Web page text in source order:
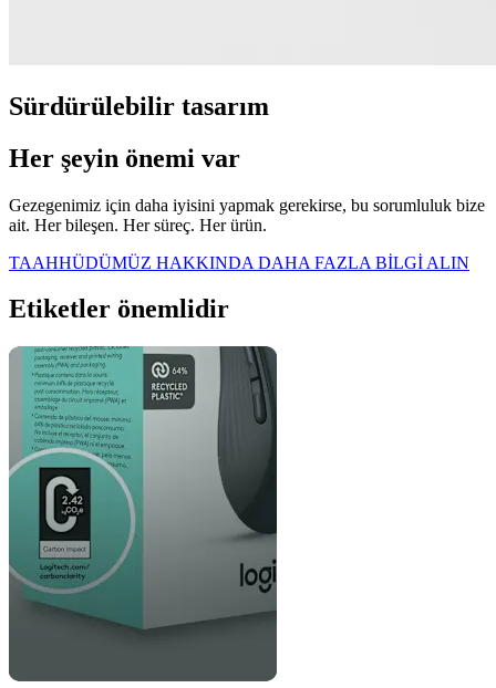
Sürdürülebilir tasarım
Her şeyin önemi var
Gezegenimiz için daha iyisini yapmak gerekirse, bu sorumluluk bize
ait. Her bileşen. Her süreç. Her ürün.
TAAHHÜDÜMÜZ HAKKINDA DAHA FAZLA BİLGİ ALIN
Etiketler önemlidir